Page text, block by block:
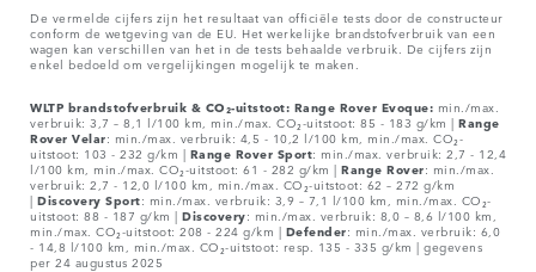
De vermelde cijfers zijn het resultaat van officiële tests door de constructeur
conform de wetgeving van de EU. Het werkelijke brandstofverbruik van een
wagen kan verschillen van het in de tests behaalde verbruik. De cijfers zijn
enkel bedoeld om vergelijkingen mogelijk te maken.
WLTP brandstofverbruik & CO₂-uitstoot: Range Rover Evoque: min./max.
verbruik: 3,7 – 8,1 l/100 km, min./max. CO₂-uitstoot: 85 - 183 g/km | Range
Rover Velar: min./max. verbruik: 4,5 - 10,2 l/100 km, min./max. CO₂-
uitstoot: 103 - 232 g/km | Range Rover Sport: min./max. verbruik: 2,7 - 12,4
l/100 km, min./max. CO₂-uitstoot: 61 - 282 g/km | Range Rover: min./max.
verbruik: 2,7 - 12,0 l/100 km, min./max. CO₂-uitstoot: 62 – 272 g/km
| Discovery Sport: min./max. verbruik: 3,9 – 7,1 l/100 km, min./max. CO₂-
uitstoot: 88 - 187 g/km | Discovery: min./max. verbruik: 8,0 – 8,6 l/100 km,
min./max. CO₂-uitstoot: 208 - 224 g/km | Defender: min./max. verbruik: 6,0
- 14,8 l/100 km, min./max. CO₂-uitstoot: resp. 135 - 335 g/km | gegevens
per 24 augustus 2025